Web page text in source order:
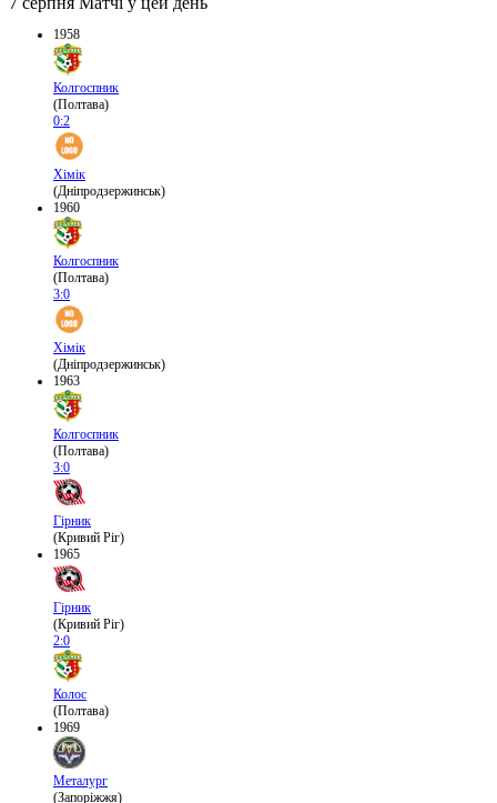
1958
Колгоспник
(Полтава)
0:2
Хімік
(Дніпродзержинськ)
1960
Колгоспник
(Полтава)
3:0
Хімік
(Дніпродзержинськ)
1963
Колгоспник
(Полтава)
3:0
Гірник
(Кривий Ріг)
1965
Гірник
(Кривий Ріг)
2:0
Колос
(Полтава)
1969
Металург
(Запоріжжя)